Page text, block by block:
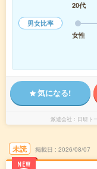
20代
男女比率
女性
気になる!
派遣会社 日研ト
未読
NEW
掲載日 2026/08/07